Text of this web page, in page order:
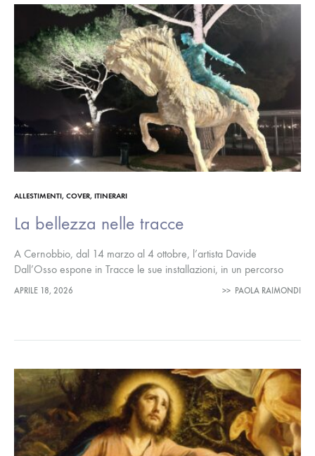
ALLESTIMENTI, COVER, ITINERARI
La bellezza nelle tracce
A Cernobbio, dal 14 marzo al 4 ottobre, l’artista Davide
Dall’Osso espone in Tracce le sue installazioni, in un percorso
all’aperto, tra le strade della città Promosso dal Comune di…
APRILE 18, 2026 >> PAOLA RAIMONDI